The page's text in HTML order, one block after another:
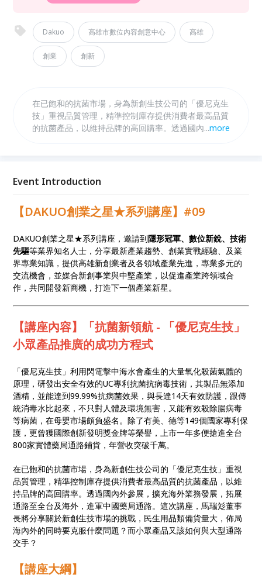
Dakuo 高雄市數位內容創意中心 高雄
創業 創新
在已飽和的抗菌市場，身為新創生技公司的「優尼克生
技」重視品質管理，精準控制庫存提供消費者最高品質
的抗菌產品，以維持品牌的高回購率。透過國內外參
的同時要克服什麼問題？而小眾產品又該如何與大型通
...more
Event Introduction
【DAKUO創業之星★系列講座】#09
DAKUO創業之星★系列講座，邀請到隱形冠軍、數位新銳、技術
先驅等業界知名人士，分享最新產業趨勢、創業實戰經驗、及業
界專業知識，提供高雄新創業者及各領域產業先進，專業多元的
交流機會，並媒合新創事業與中堅產業，以促進產業跨領域合
作，共同開發新商機，打造下一個產業新星。
【講座內容】「抗菌新領航 - 「優尼克生技」
小眾產品推廣的成功方程式
「優尼克生技」利用閃電擊中海水會產生的大量氧化殺菌氣體的
原理，研發出安全有效的UC專利抗菌抗病毒技術，其製品無添加
酒精，並能達到99.99%抗病菌效果，與長達14天有效防護，跟傳
統消毒水比起來，不只對人體及環境無害，又能有效殺除腸病毒
等病菌，在母嬰市場頗負盛名。除了有美、德等149個國家專利保
護，更曾獲國際創新發明獎金牌等榮譽，上市一年多便搶進全台
800家實體藥局通路鋪貨，年營收突破千萬。
在已飽和的抗菌市場，身為新創生技公司的「優尼克生技」重視
品質管理，精準控制庫存提供消費者最高品質的抗菌產品，以維
持品牌的高回購率。透過國內外參展，擴充海外業務發展，拓展
通路至全台及海外，進軍中國藥局通路。這次講座，馬瑞彣董事
長將分享關於新創生技市場的挑戰，民生用品類備貨量大，佈局
海內外的同時要克服什麼問題？而小眾產品又該如何與大型通路
交手？
【講座大綱】